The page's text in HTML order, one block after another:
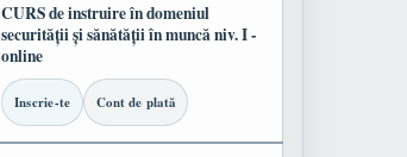
CURS de instruire în domeniul
securității și sănătății în muncă niv. I -
online
Inscrie-te Cont de plată